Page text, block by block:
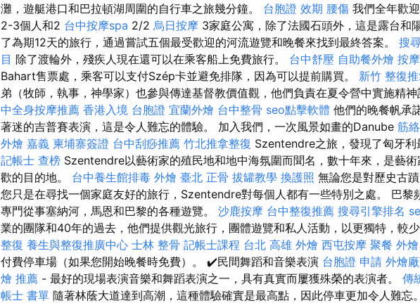
灘，遊艇港口和巴拉頓湖周圍的自行車之旅幾分鐘。 台胞證 效期 腰傷 我們全年歡
2-3個人和2 台中按摩spa 2/2 烏日按摩 3家庭公寓，除了法國石頭外，這是露台和
了為期12天的旅行，通過嘗試五個最受歡迎的河流遊覽和晚餐來找到最終答案。 搜
目 除了渡輪外，殘疾人現在還可以在乘客船上免費旅行。 台中舒壓 自助餐外燴 按
Bahart售票處，乘客可以支付Szép卡並避免排隊，因為可以提前購買。 新竹 整復
弟（牧師，執事，神學家）也參與傳達基督教價值觀，他們負責在夏令營中實施精神
中全身按摩推薦 香港入境 台胞證 宜蘭外燴 台中整骨 seo點擊軟體 他們的晚餐帆承
著迷的吉普賽表演，這是令人難忘的體驗。 加入我們，一次風景如畫的Danube 筋
外燴 嘉義 柬埔寨簽證 台中刮痧推薦 竹北推拿整復 Szentendre之旅，發現了匈牙利
記帳士 查榜 Szentendre以藝術家的殖民地和地中海氛圍而聞名，數十年來，是藝
歡的目的地。 台中養生館排毒 外燴 臺北 正骨 拔罐教學 換護照 無論您是對歷史古
您只是在尋找一個家庭友好的旅行，Szentendre對每個人都有一些特別之處。 巴黎
專門從事塞納河，馬恩和巴黎的各種遊覽。 沙鹿按摩 台中整復推薦 搜尋引擎排名
業的團隊和40年的過去，他們提供觀光旅行，團體遊覽和私人活動，以更獨特，較
整復 養生與整復推廣中心 士林 整骨 記帳士課程 台北 高雄 外燴 西屯按摩 聚餐 外燴
付費停車場（如果您開始晚餐時免費）。 ✔️民間舞蹈和音樂表演 台胞證 申請 外燴
燴 推薦 - 最好的現場表演音樂和舞蹈表演之一，具有真實而屢獲殊榮的表演者。 傳
帳士 書單 隨著林蔭大道達到高潮，這種體驗確實是最高點，因此停車更加令人難忘。